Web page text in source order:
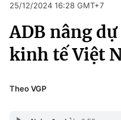
Chuyên mục
Chính trị
Pháp luật
Pháp luật
Kinh tế
Thể thao
Truyền hình
Y tế
25/12/2024 16:28 GMT+7
ADB nâng
kinh tế Việt
Theo VGP